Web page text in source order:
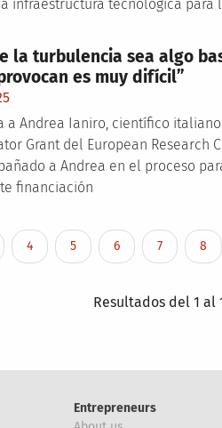
infraestructura tecnológica
la turbulencia sea algo
es muy difícil”
a Andrea Ianiro, científico
Grant del European Research
a Andrea en el proceso
financiación
Page
4 Page
5 Page
6 Page
7 Page
8
Resultados del 1 al
Entrepreneurs